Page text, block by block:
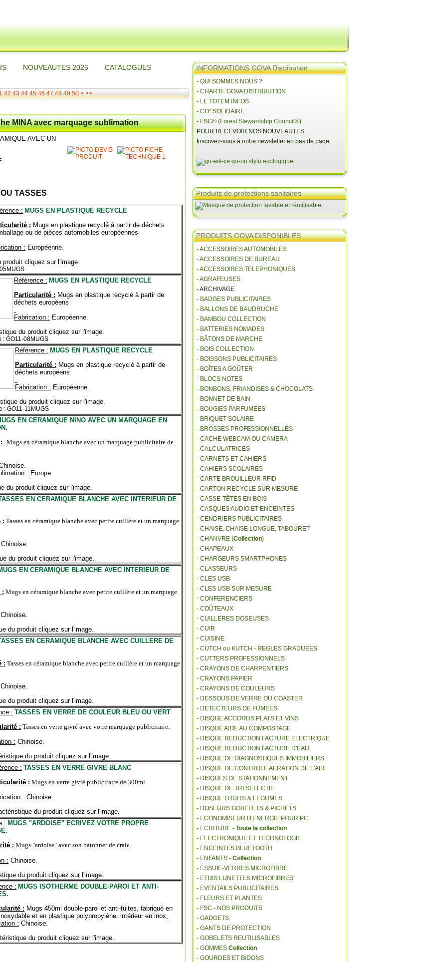
NOUVEAUTES 2026 CATALOGUES
42 43 44 45 46 47 48 49 5060
70
80
90
100
200
300
400
500
600
700
800
900
1000
1100
> >>
MINA avec marquage sublimation
AVEC UN
TASSES
: MUGS EN PLASTIQUE RECYCLE
: Mugs en plastique recyclé à partir de déchets
ou de pièces automobiles européennes
: Européenne.
produit cliquez sur l'image.
Référence : MUGS EN PLASTIQUE RECYCLE
Particularité : Mugs en plastique recyclé à partir de
déchets européens
Fabrication : Européenne.
du produit cliquez sur l'image.
: GO11-08MUGS
Référence : MUGS EN PLASTIQUE RECYCLE
Particularité : Mugs en plastique recyclé à partir de
déchets européens
Fabrication : Européenne.
du produit cliquez sur l'image.
: GO11-11MUGS
EN CERAMIQUE NINO AVEC UN MARQUAGE EN
Mugs en céramique blanche avec un marquage publicitaire de
: Europe
du produit cliquez sur l'image.
EN CERAMIQUE BLANCHE AVEC INTERIEUR DE
: Tasses en céramique blanche avec petite cuillère et un marquage
Chinoise.
du produit cliquez sur l'image.
EN CERAMIQUE BLANCHE AVEC INTERIEUR DE
: Mugs en céramique blanche avec petite cuillère et un marquage
Chinoise.
du produit cliquez sur l'image.
EN CERAMIQUE BLANCHE AVEC CUILLERE DE
: Tasses en céramique blanche avec petite cuillère et un marquage
Chinoise.
du produit cliquez sur l'image.
: TASSES EN VERRE DE COULEUR BLEU OU VERT
: Tasses en verre givré avec votre marquage publicitaire.
: Chinoise.
du produit cliquez sur l'image.
: TASSES EN VERRE GIVRE BLANC
: Mugs en verre givré publicitaire de 300ml
: Chinoise.
du produit cliquez sur l'image.
: MUGS "ARDOISE" ECRIVEZ VOTRE PROPRE
: Mugs "ardoise" avec son batonnet de craie.
: Chinoise.
du produit cliquez sur l'image.
: MUGS ISOTHERME DOUBLE-PAROI ET ANTI-
: Mugs 450ml double-paroi et anti-fuites, fabriqué en
et en plastique polypropylène. intérieur en inox
: Chinoise.
du produit cliquez sur l'image.
INFORMATIONS GOVA Distribution
- QUI SOMMES NOUS ?
- CHARTE GOVA DISTRIBUTION
- LE TOTEM INFOS
- CO² SOLIDAIRE
- FSC® (Forest Stewardship Council®)
POUR RECEVOIR NOS NOUVEAUTES
Inscrivez-vous à notre newsletter en bas de page.
Produits de protections sanitaires
PRODUITS GOVA DISPONIBLES
- ACCESSOIRES AUTOMOBILES
- ACCESSOIRES DE BUREAU
- ACCESSOIRES TELEPHONIQUES
- AGRAFEUSES
- ARCHIVAGE
- BADGES PUBLICITAIRES
- BALLONS DE BAUDRUCHE
- BAMBOU COLLECTION
- BATTERIES NOMADES
- BÂTONS DE MARCHE
- BOIS COLLECTION
- BOISSONS PUBLICITAIRES
- BOÎTES A GOÛTER
- BLOCS NOTES
- BONBONS, FRIANDISES & CHOCOLATS
- BONNET DE BAIN
- BOUGIES PARFUMEES
- BRIQUET SOLAIRE
- BROSSES PROFESSIONNELLES
- CACHE WEBCAM OU CAMERA
- CALCULATRICES
- CARNETS ET CAHIERS
- CAHIERS SCOLAIRES
- CARTE BROUILLEUR RFID
- CARTON RECYCLE SUR MESURE
- CASSE-TÊTES EN BOIS
- CASQUES AUDIO ET ENCEINTES
- CENDRIERS PUBLICITAIRES
- CHAISE, CHAISE LONGUE, TABOURET
- CHANVRE (Collection)
- CHAPEAUX
- CHARGEURS SMARTPHONES
- CLASSEURS
- CLES USB
- CLES USB SUR MESURE
- CONFERENCIERS
- COÛTEAUX
- CUILLERES DOSEUSES
- CUIR
- CUISINE
- CUTCH ou KUTCH - REGLES GRADUEES
- CUTTERS PROFESSIONNELS
- CRAYONS DE CHARPENTIERS
- CRAYONS PAPIER
- CRAYONS DE COULEURS
- DESSOUS DE VERRE OU COASTER
- DETECTEURS DE FUMEES
- DISQUE ACCORDS PLATS ET VINS
- DISQUE AIDE AU COMPOSTAGE
- DISQUE REDUCTION FACTURE ELECTRIQUE
- DISQUE REDUCTION FACTURE D'EAU
- DISQUE DE DIAGNOSTIQUES IMMOBILIERS
- DISQUE DE CONTROLE AERATION DE L'AIR
- DISQUES DE STATIONNEMENT
- DISQUE DE TRI SELECTIF
- DISQUE FRUITS & LEGUMES
- DOSEURS GOBELETS & PICHETS
- ECONOMISEUR D'ENERGIE POUR PC
- ECRITURE - Toute la collection
- ELECTRONIQUE ET TECHNOLOGIE
- ENCEINTES BLUETOOTH
- ENFANTS - Collection
- ESSUIE-VERRES MICROFIBRE
- ETUIS LUNETTES MICROFIBRES
- EVENTAILS PUBLICITAIRES
- FLEURS ET PLANTES
- FSC - NOS PRODUITS
- GADGETS
- GANTS DE PROTECTION
- GOBELETS REUTILISABLES
- GOMMES Collection
- GOURDES ET BIDONS